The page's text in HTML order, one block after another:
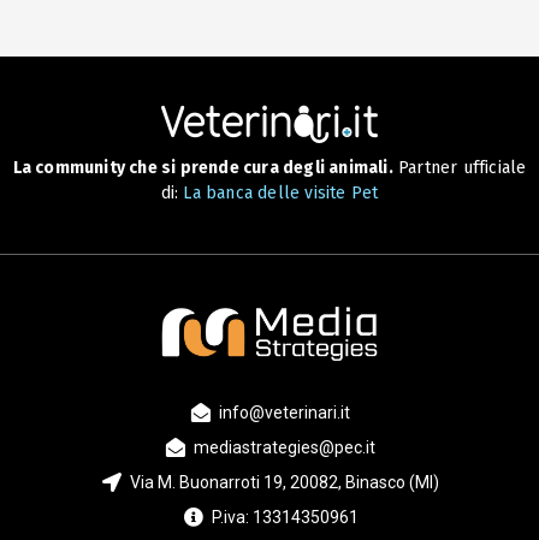
La community che si prende cura degli animali.Partner ufficiale
di: La banca delle visite Pet
info@veterinari.it
mediastrategies@pec.it
Via M. Buonarroti 19, 20082, Binasco (MI)
P.iva: 13314350961